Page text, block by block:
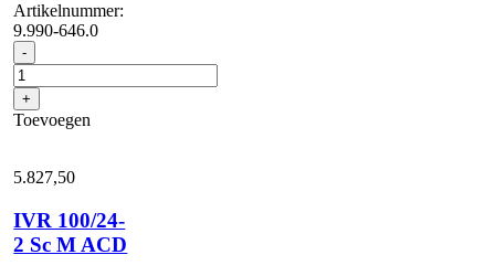
Artikelnummer:
9.990-646.0
- IVR
100/24-
2
Sc
H
aantal
+
Toevoegen
5.827,50
IVR 100/24-
2 Sc M ACD